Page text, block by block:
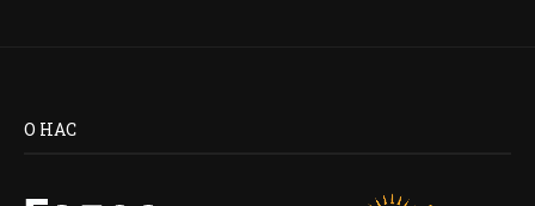
О НАС